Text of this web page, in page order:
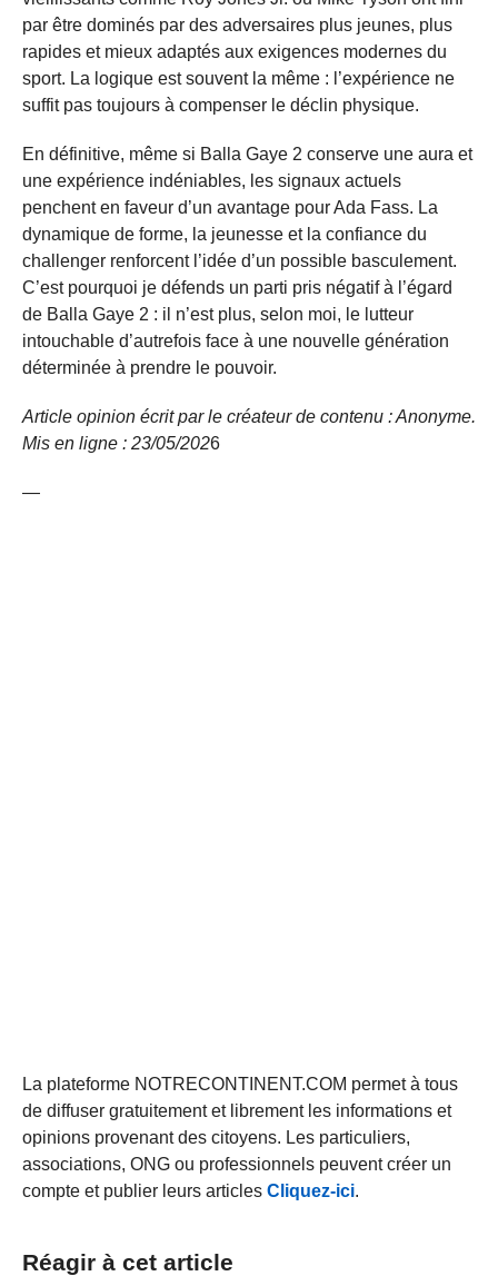
par être dominés par des adversaires plus jeunes, plus
rapides et mieux adaptés aux exigences modernes du
sport. La logique est souvent la même : l’expérience ne
suffit pas toujours à compenser le déclin physique.
En définitive, même si Balla Gaye 2 conserve une aura et
une expérience indéniables, les signaux actuels
penchent en faveur d’un avantage pour Ada Fass. La
dynamique de forme, la jeunesse et la confiance du
challenger renforcent l’idée d’un possible basculement.
C’est pourquoi je défends un parti pris négatif à l’égard
de Balla Gaye 2 : il n’est plus, selon moi, le lutteur
intouchable d’autrefois face à une nouvelle génération
déterminée à prendre le pouvoir.
Article opinion écrit par le créateur de contenu : Anonyme.
Mis en ligne : 23/05/2026
—
La plateforme NOTRECONTINENT.COM permet à tous
de diffuser gratuitement et librement les informations et
opinions provenant des citoyens. Les particuliers,
associations, ONG ou professionnels peuvent créer un
compte et publier leurs articles Cliquez-ici.
Réagir à cet article